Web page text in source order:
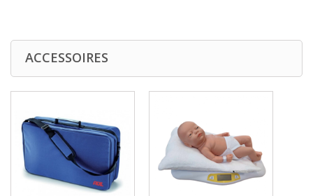
ACCESSOIRES